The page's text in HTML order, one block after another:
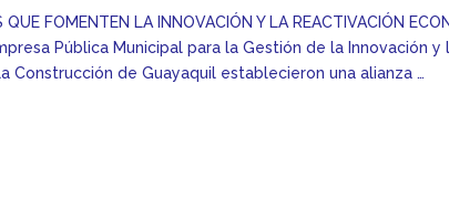
FOMENTEN LA INNOVACIÓN Y LA REACTIVACIÓN
Pública Municipal para la Gestión de la Innovación y
Construcción de Guayaquil establecieron una alianza …